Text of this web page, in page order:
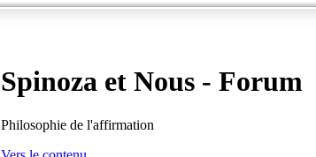
Spinoza et Nous - Forum
Philosophie de l'affirmation